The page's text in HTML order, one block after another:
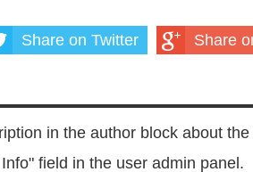
Share on Twitter Share
in the author block about
field in the user admin panel.